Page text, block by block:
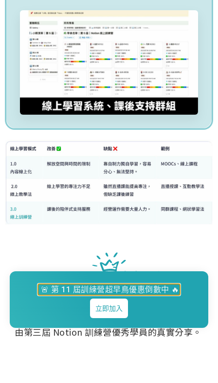
訓練營學員的真實分享
❓ 過往學員真實心得評價
從學員到助教，以企業人資 HR 角
由第三屆 Notion 訓練營優秀學員的真實分享。
🚨 第 11 屆訓練營超早鳥優惠倒數中 🔥
立即加入